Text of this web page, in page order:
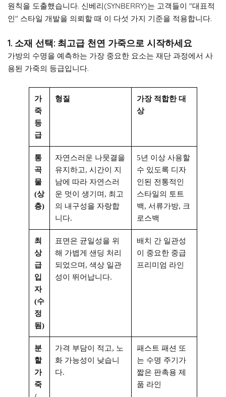
원칙을 도출했습니다. 신베리(SYNBERRY)는 고객들이 "대표적
인" 스타일 개발을 의뢰할 때 이 다섯 가지 기준을 적용합니다.
1. 소재 선택: 최고급 천연 가죽으로 시작하세요
가방의 수명을 예측하는 가장 중요한 요소는 재단 과정에서 사
용된 가죽의 등급입니다.
가
죽
등
급
형질
가장 적합한 대
상
통
곡
물
(상
층)
자연스러운 나뭇결을
유지하고, 시간이 지
남에 따라 자연스러
운 멋이 생기며, 최고
의 내구성을 자랑합
니다.
5년 이상 사용할
수 있도록 디자
인된 전통적인
스타일의 토트
백, 서류가방, 크
로스백
최
상
급
입
자
(수
정
됨)
표면은 균일성을 위
해 가볍게 샌딩 처리
되었으며, 색상 일관
성이 뛰어납니다.
배치 간 일관성
이 중요한 중급
프리미엄 라인
분
할
가
죽
가격 부담이 적고, 노
화 가능성이 낮습니
다.
패스트 패션 또
는 수명 주기가
짧은 판촉용 제
품 라인